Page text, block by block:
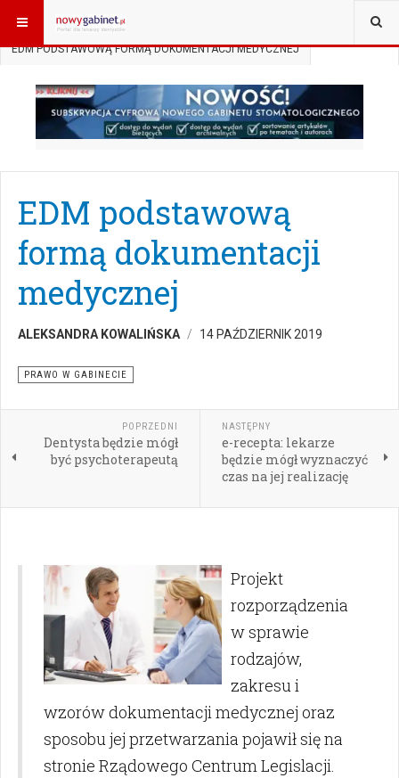
JESTEŚ TUTAJ: START
EDM PODSTAWOWĄ FORMĄ DOKUMENTACJI MEDYCZNEJ
EDM podstawową
formą dokumentacji
medycznej
ALEKSANDRA KOWALIŃSKA 14 PAŹDZIERNIK 2019
PRAWO W GABINECIE
POPRZEDNI
Dentysta będzie mógł
być psychoterapeutą
NASTĘPNY
e-recepta: lekarze
będzie mógł wyznaczyć
czas na jej realizację
Projekt
rozporządzenia
w sprawie
rodzajów,
zakresu i
wzorów dokumentacji medycznej oraz
sposobu jej przetwarzania pojawił się na
stronie Rządowego Centrum Legislacji.